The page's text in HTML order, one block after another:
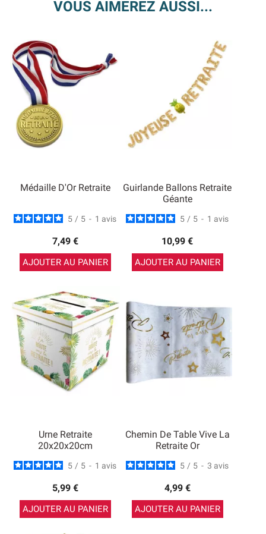
VOUS AIMEREZ AUSSI...
Médaille D'Or Retraite
5 / 5 - 1 avis
7,49 €
AJOUTER AU PANIER
Guirlande Ballons Retraite
Géante
5 / 5 - 1 avis
10,99 €
AJOUTER AU PANIER
Urne Retraite
20x20x20cm
5 / 5 - 1 avis
5,99 €
AJOUTER AU PANIER
Chemin De Table Vive La
Retraite Or
5 / 5 - 3 avis
4,99 €
AJOUTER AU PANIER